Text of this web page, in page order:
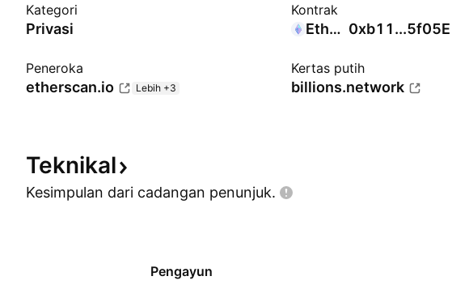
Kategori
Privasi
Kontrak
Ethereum 0xb11...5f05E
Peneroka
etherscan.io Lebih +3
Kertas putih
billions.network
Teknikal
Kesimpulan dari cadangan penunjuk.
Pengayun